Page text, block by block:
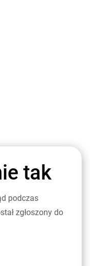
tak
podczas
zgłoszony do